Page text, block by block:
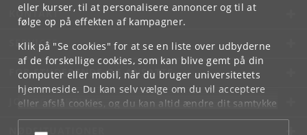
eller kurser, til at personalisere annoncer og til at
følge op på effekten af kampagner.
Klik på "Se cookies" for at se en liste over udbyderne
af de forskellige cookies, som kan blive gemt på din
computer eller mobil, når du bruger universitetets
hjemmeside. Du kan selv vælge om du vil acceptere
eller afslå cookies, og du kan altid ændre dit samtykke
underCookie- og privatlivspolitiksom du finder i
bunden af hver side.
KONTAKT
SERVICES
FOR STUDERENDE OG ANSATTE
JOB OG KARRIERE
NØDSITUATIONER